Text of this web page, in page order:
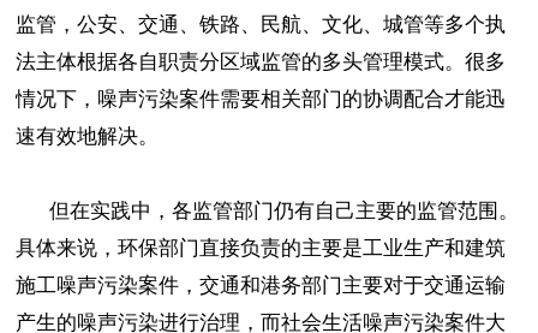
监管，公安、交通、铁路、民航、文化、城管等多个执
法主体根据各自职责分区域监管的多头管理模式。很多
情况下，噪声污染案件需要相关部门的协调配合才能迅
速有效地解决。
但在实践中，各监管部门仍有自己主要的监管范围。
具体来说，环保部门直接负责的主要是工业生产和建筑
施工噪声污染案件，交通和港务部门主要对于交通运输
产生的噪声污染进行治理，而社会生活噪声污染案件大